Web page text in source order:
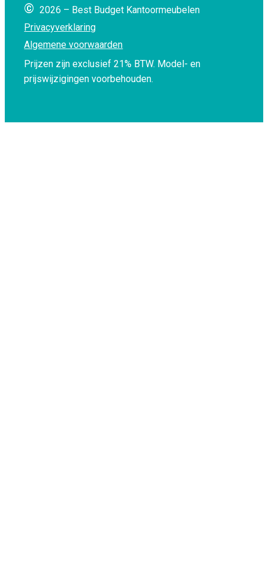
© 2026 – Best Budget Kantoormeubelen
Privacyverklaring
Algemene voorwaarden
Prijzen zijn exclusief 21% BTW. Model- en
prijswijzigingen voorbehouden.